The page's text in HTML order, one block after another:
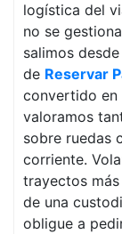
logística del
no se
salimos
de Reservar
convertido en
valoramos
sobre ruedas
corriente.
trayectos
de una
obligue a